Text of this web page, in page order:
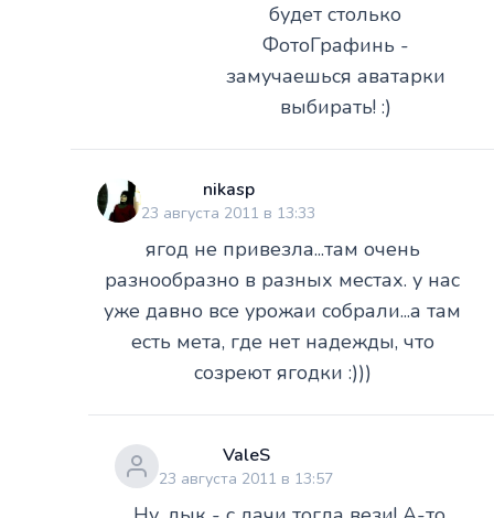
будет столько
ФотоГрафинь -
замучаешься аватарки
выбирать! :)
nikasp
23 августа 2011 в 13:33
ягод не привезла...там очень
разнообразно в разных местах. у нас
уже давно все урожаи собрали...а там
есть мета, где нет надежды, что
созреют ягодки :)))
ValeS
23 августа 2011 в 13:57